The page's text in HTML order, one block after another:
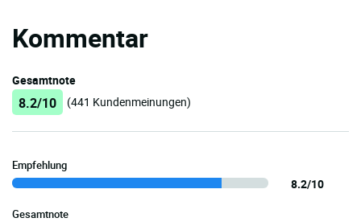
Kommentar
Gesamtnote
8.2/10 (441 Kundenmeinungen)
Empfehlung
8.2/10
Gesamtnote